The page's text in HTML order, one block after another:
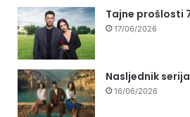
Tajne prošlosti
17/06/2026
Nasljednik
16/06/2026